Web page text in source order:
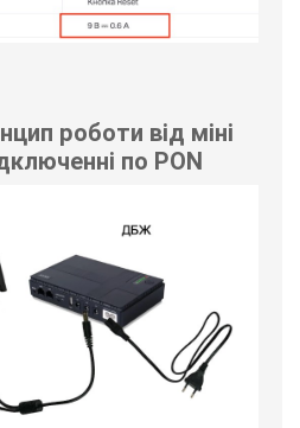
роботи від міні
по PON